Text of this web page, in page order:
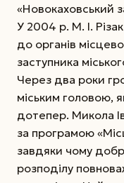
«Новокаховський
У 2004 р. М. І.
до органів
заступника
Через два роки
міським головою,
дотепер. Микола
за програмою
завдяки чому
розподілу